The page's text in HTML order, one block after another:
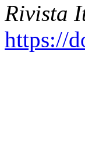
Rivista
https://